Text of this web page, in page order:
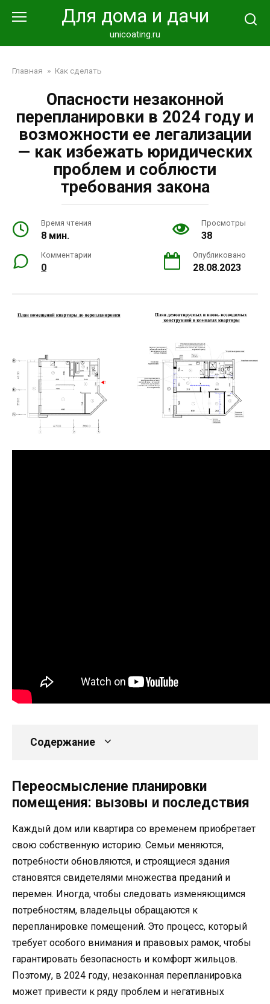
Для дома и дачи
unicoating.ru
Главная » Как сделать
Опасности незаконной
перепланировки в 2024 году и
возможности ее легализации
— как избежать юридических
проблем и соблюсти
требования закона
Время чтения
8 мин.
Просмотры
38
Комментарии
0
Опубликовано
28.08.2023
Содержание
Переосмысление планировки
помещения: вызовы и последствия
Каждый дом или квартира со временем приобретает
свою собственную историю. Семьи меняются,
потребности обновляются, и строящиеся здания
становятся свидетелями множества преданий и
перемен. Иногда, чтобы следовать изменяющимся
потребностям, владельцы обращаются к
перепланировке помещений. Это процесс, который
требует особого внимания и правовых рамок, чтобы
гарантировать безопасность и комфорт жильцов.
Поэтому, в 2024 году, незаконная перепланировка
может привести к ряду проблем и негативных